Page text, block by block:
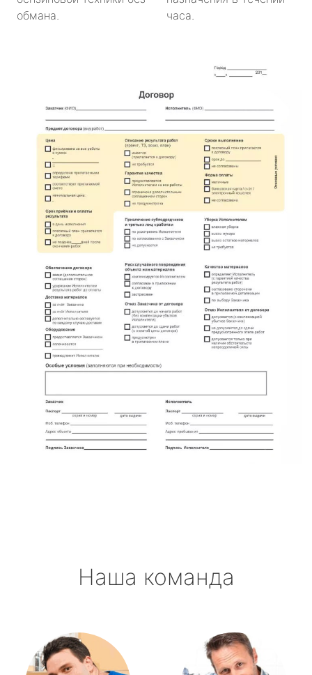
обмана.
часа.
Наша команда